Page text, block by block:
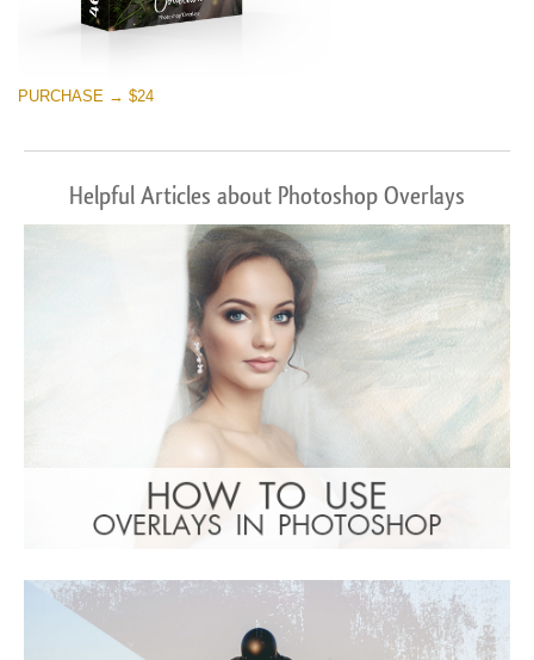
PURCHASE → $24
Helpful Articles about Photoshop Overlays